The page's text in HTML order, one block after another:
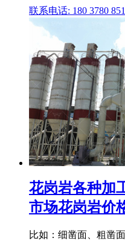
联系电话: 180 3780
花岗岩各种加
市场花岗岩价
比如：细凿面、粗凿